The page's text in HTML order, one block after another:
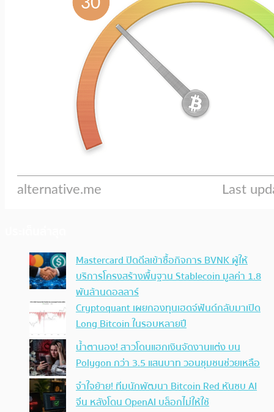
Mastercard ปิดดีลเข้าซื้อกิจการ BVNK ผู้ให้
บริการโครงสร้างพื้นฐาน Stablecoin มูลค่า 1.8
พันล้านดอลลาร์
Cryptoquant เผยกองทุนเฮดจ์ฟันด์กลับมาเปิด
Long Bitcoin ในรอบหลายปี
น้ำตานอง! สาวโดนแฮกเงินจัดงานแต่ง บน
Polygon กว่า 3.5 แสนบาท วอนชุมชนช่วยเหลือ
จำใจย้าย! ทีมนักพัฒนา Bitcoin Red หันซบ AI
จีน หลังโดน OpenAI บล็อกไม่ให้ใช้